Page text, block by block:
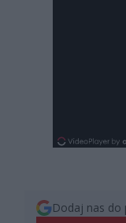
Dodaj nas do